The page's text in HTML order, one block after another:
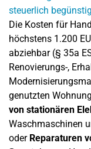
Die Kosten für
höchstens 1.200
abziehbar (§ 35a
Renovierungs-,
genutzten
von stationären
Waschmaschinen
oder Reparaturen